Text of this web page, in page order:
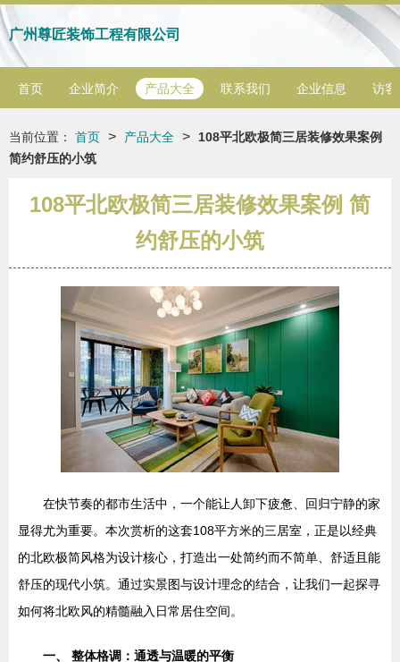
广州尊匠装饰工程有限公司
首页 企业简介 产品大全 联系我们 企业信息 访客
当前位置： 首页 > 产品大全 >
108平北欧极简三居装修效果案例
简约舒压的小筑
108平北欧极简三居装修效果案例 简
约舒压的小筑
在快节奏的都市生活中，一个能让人卸下疲惫、回归宁静的家
显得尤为重要。本次赏析的这套108平方米的三居室，正是以经典
的北欧极简风格为设计核心，打造出一处简约而不简单、舒适且能
舒压的现代小筑。通过实景图与设计理念的结合，让我们一起探寻
如何将北欧风的精髓融入日常居住空间。
一、 整体格调：通透与温暖的平衡